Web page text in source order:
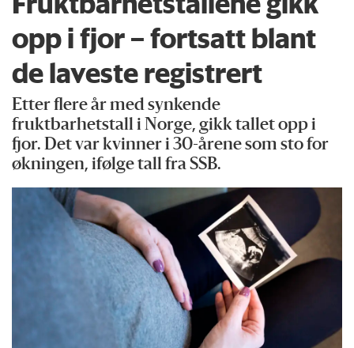
opp i fjor – fortsatt blant
de laveste registrert
Etter flere år med synkende
fruktbarhetstall i Norge, gikk tallet opp i
fjor. Det var kvinner i 30-årene som sto for
økningen, ifølge tall fra SSB.